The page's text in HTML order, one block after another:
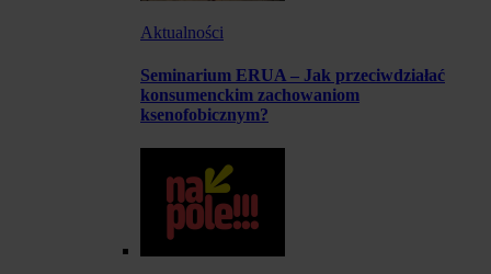
Aktualności
Seminarium ERUA – Jak przeciwdziałać
konsumenckim zachowaniom
ksenofobicznym?